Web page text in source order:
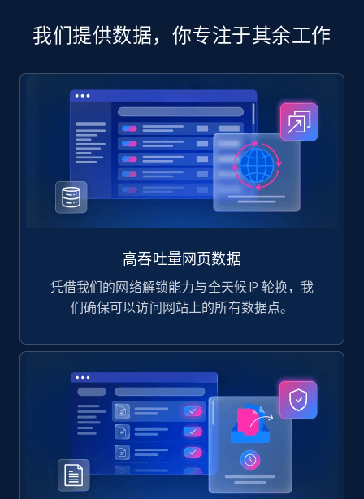
我们提供数据，你专注于其余工作
高吞吐量网页数据
凭借我们的网络解锁能力与全天候 IP 轮换，我
们确保可以访问网站上的所有数据点。